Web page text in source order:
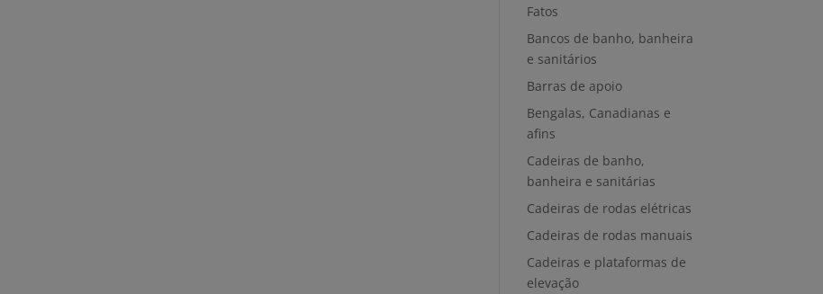
Fatos
Bancos de banho, banheira
e sanitários
Barras de apoio
Bengalas, Canadianas e
afins
Cadeiras de banho,
banheira e sanitárias
Cadeiras de rodas elétricas
Cadeiras de rodas manuais
Cadeiras e plataformas de
elevação